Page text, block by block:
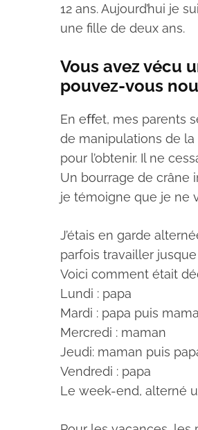
12 ans. Aujourd’hui je
une fille de deux ans.
Vous avez vécu
pouvez-vous
En eﬀet, mes parents
de manipulations de
pour l’obtenir. Il ne
Un bourrage de crâne
je témoigne que je ne
J’étais en garde
parfois travailler jusque
Voici comment était
Lundi : papa
Mardi : papa puis
Mercredi : maman
Jeudi: maman puis
Vendredi : papa
Le week-end, alterné